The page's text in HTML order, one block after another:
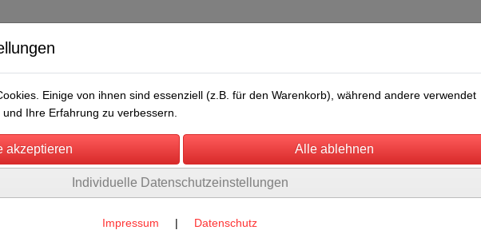
Über uns Umwelt Rechtliches
Einige von ihnen sind essenziell (z.B. für den Warenkorb), während andere verwendet
Ihre Erfahrung zu verbessern.
Individuelle Datenschutzeinstellungen
Impressum | Datenschutz